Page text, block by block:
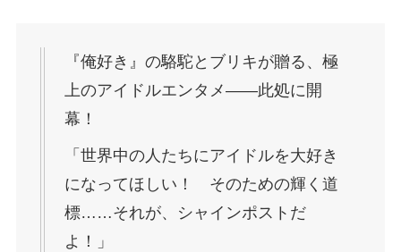
『俺好き』の駱駝とブリキが贈る、極
上のアイドルエンタメ――此処に開
幕！
「世界中の人たちにアイドルを大好き
になってほしい！ そのための輝く道
標……それが、シャインポストだ
よ！」